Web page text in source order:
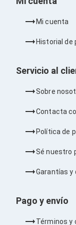
Barras de Sonido
Reproductores
Sonido para
Soportes
Home Theater
Proyectores
Soportes de
Maletines para
Pizarrones
Adaptadores de
TV y Pantallas
Soportes para
Controles Remoto
Pantallas
Pantallas
Pantallas
Mi cuenta
Historial de
Servicio al
Sobre
Contacta
Política de
Sé nuestro
Garantías y
Pago y envío
Términos y